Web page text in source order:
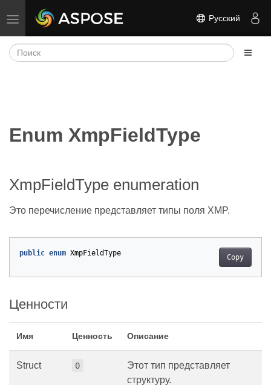
Переключить навигацию Русский
Enum XmpFieldType
XmpFieldType enumeration
Это перечисление представляет типы поля XMP.
Copy
public enum XmpFieldType
Ценности
Имя Ценность Описание
Struct 0
Этот тип представляет
структуру.